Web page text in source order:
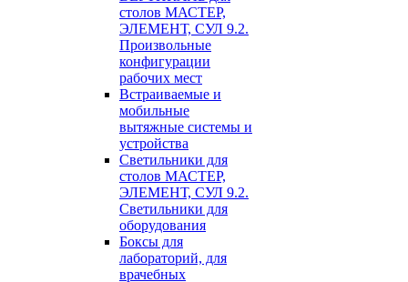
столов МАСТЕР,
ЭЛЕМЕНТ, СУЛ 9.2.
Произвольные
конфигурации
рабочих мест
Встраиваемые и
мобильные
вытяжные системы и
устройства
Светильники для
столов МАСТЕР,
ЭЛЕМЕНТ, СУЛ 9.2.
Светильники для
оборудования
Боксы для
лабораторий, для
врачебных